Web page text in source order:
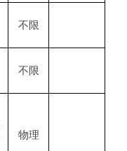
不限
不限
物理